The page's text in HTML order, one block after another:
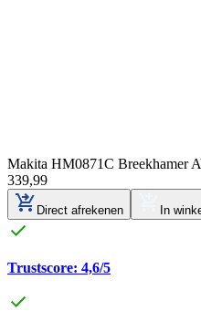
Makita HM0871C Breekhamer
339,99
Direct afrekenen In
Trustscore: 4,6/5